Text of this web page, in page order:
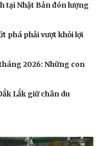
tại Nhật Bản đón lượng
phá phải vượt khỏi lợi
2026: Những con
Lắk giữ chân du